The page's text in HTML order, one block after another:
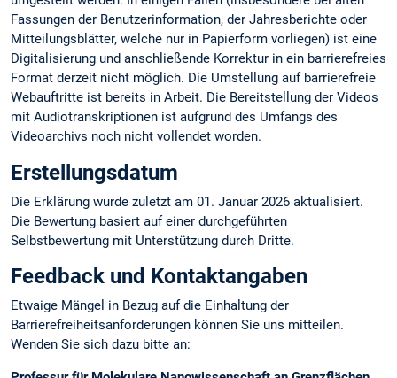
Fassungen der Benutzerinformation, der Jahresberichte oder
Mitteilungsblätter, welche nur in Papierform vorliegen) ist eine
Digitalisierung und anschließende Korrektur in ein barrierefreies
Format derzeit nicht möglich. Die Umstellung auf barrierefreie
Webauftritte ist bereits in Arbeit. Die Bereitstellung der Videos
mit Audiotranskriptionen ist aufgrund des Umfangs des
Videoarchivs noch nicht vollendet worden.
Erstellungsdatum
Die Erklärung wurde zuletzt am 01. Januar 2026 aktualisiert.
Die Bewertung basiert auf einer durchgeführten
Selbstbewertung mit Unterstützung durch Dritte.
Feedback und Kontaktangaben
Etwaige Mängel in Bezug auf die Einhaltung der
Barrierefreiheitsanforderungen können Sie uns mitteilen.
Wenden Sie sich dazu bitte an: